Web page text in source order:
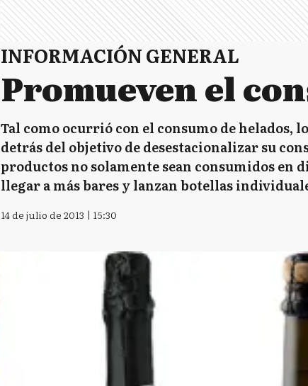
INFORMACIÓN GENERAL
Promueven el
Tal como ocurrió con el consumo de helados,
detrás del objetivo de desestacionalizar su
productos no solamente sean consumidos en
llegar a más bares y lanzan botellas
14 de julio de 2013 | 15:30